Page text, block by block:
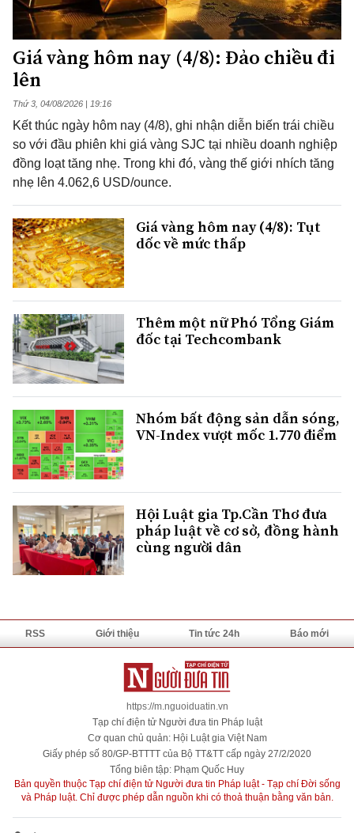
Giá vàng hôm nay (4/8): Đảo chiều đi
lên
Thứ 3, 04/08/2026 | 19:16
Kết thúc ngày hôm nay (4/8), ghi nhận diễn biến trái chiều
so với đầu phiên khi giá vàng SJC tại nhiều doanh nghiệp
đồng loạt tăng nhẹ. Trong khi đó, vàng thế giới nhích tăng
nhẹ lên 4.062,6 USD/ounce.
Giá vàng hôm nay (4/8): Tụt
dốc về mức thấp
Thêm một nữ Phó Tổng Giám
đốc tại Techcombank
Nhóm bất động sản dẫn sóng,
VN-Index vượt mốc 1.770 điểm
Hội Luật gia Tp.Cần Thơ đưa
pháp luật về cơ sở, đồng hành
cùng người dân
RSS Giới thiệu Tin tức 24h Báo mới
https://m.nguoiduatin.vn
Tạp chí điện tử Người đưa tin Pháp luật
Cơ quan chủ quản: Hội Luật gia Việt Nam
Giấy phép số 80/GP-BTTTT của Bộ TT&TT cấp ngày 27/2/2020
Tổng biên tập: Phạm Quốc Huy
Bản quyền thuộc Tạp chí điện tử Người đưa tin Pháp luật - Tạp chí Đời sống
và Pháp luật. Chỉ được phép dẫn nguồn khi có thoả thuận bằng văn bản.